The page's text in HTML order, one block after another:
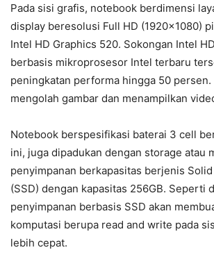
Pada sisi grafis, notebook berdimensi
display beresolusi Full HD (1920×1080)
Intel HD Graphics 520. Sokongan Intel
berbasis mikroprosesor Intel terbaru
peningkatan performa hingga 50
mengolah gambar dan menampilkan
Notebook berspesifikasi baterai 3 cell
ini, juga dipadukan dengan storage atau
penyimpanan berkapasitas berjenis
(SSD) dengan kapasitas 256GB. Seperti
penyimpanan berbasis SSD akan
komputasi berupa read and write pada
lebih cepat.